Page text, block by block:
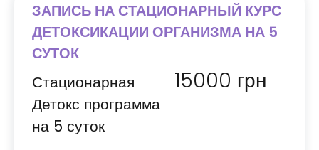
ЗАПИСЬ НА СТАЦИОНАРНЫЙ КУРС
ДЕТОКСИКАЦИИ ОРГАНИЗМА НА 5
СУТОК
Стационарная
Детокс программа
на 5 суток
15000 грн